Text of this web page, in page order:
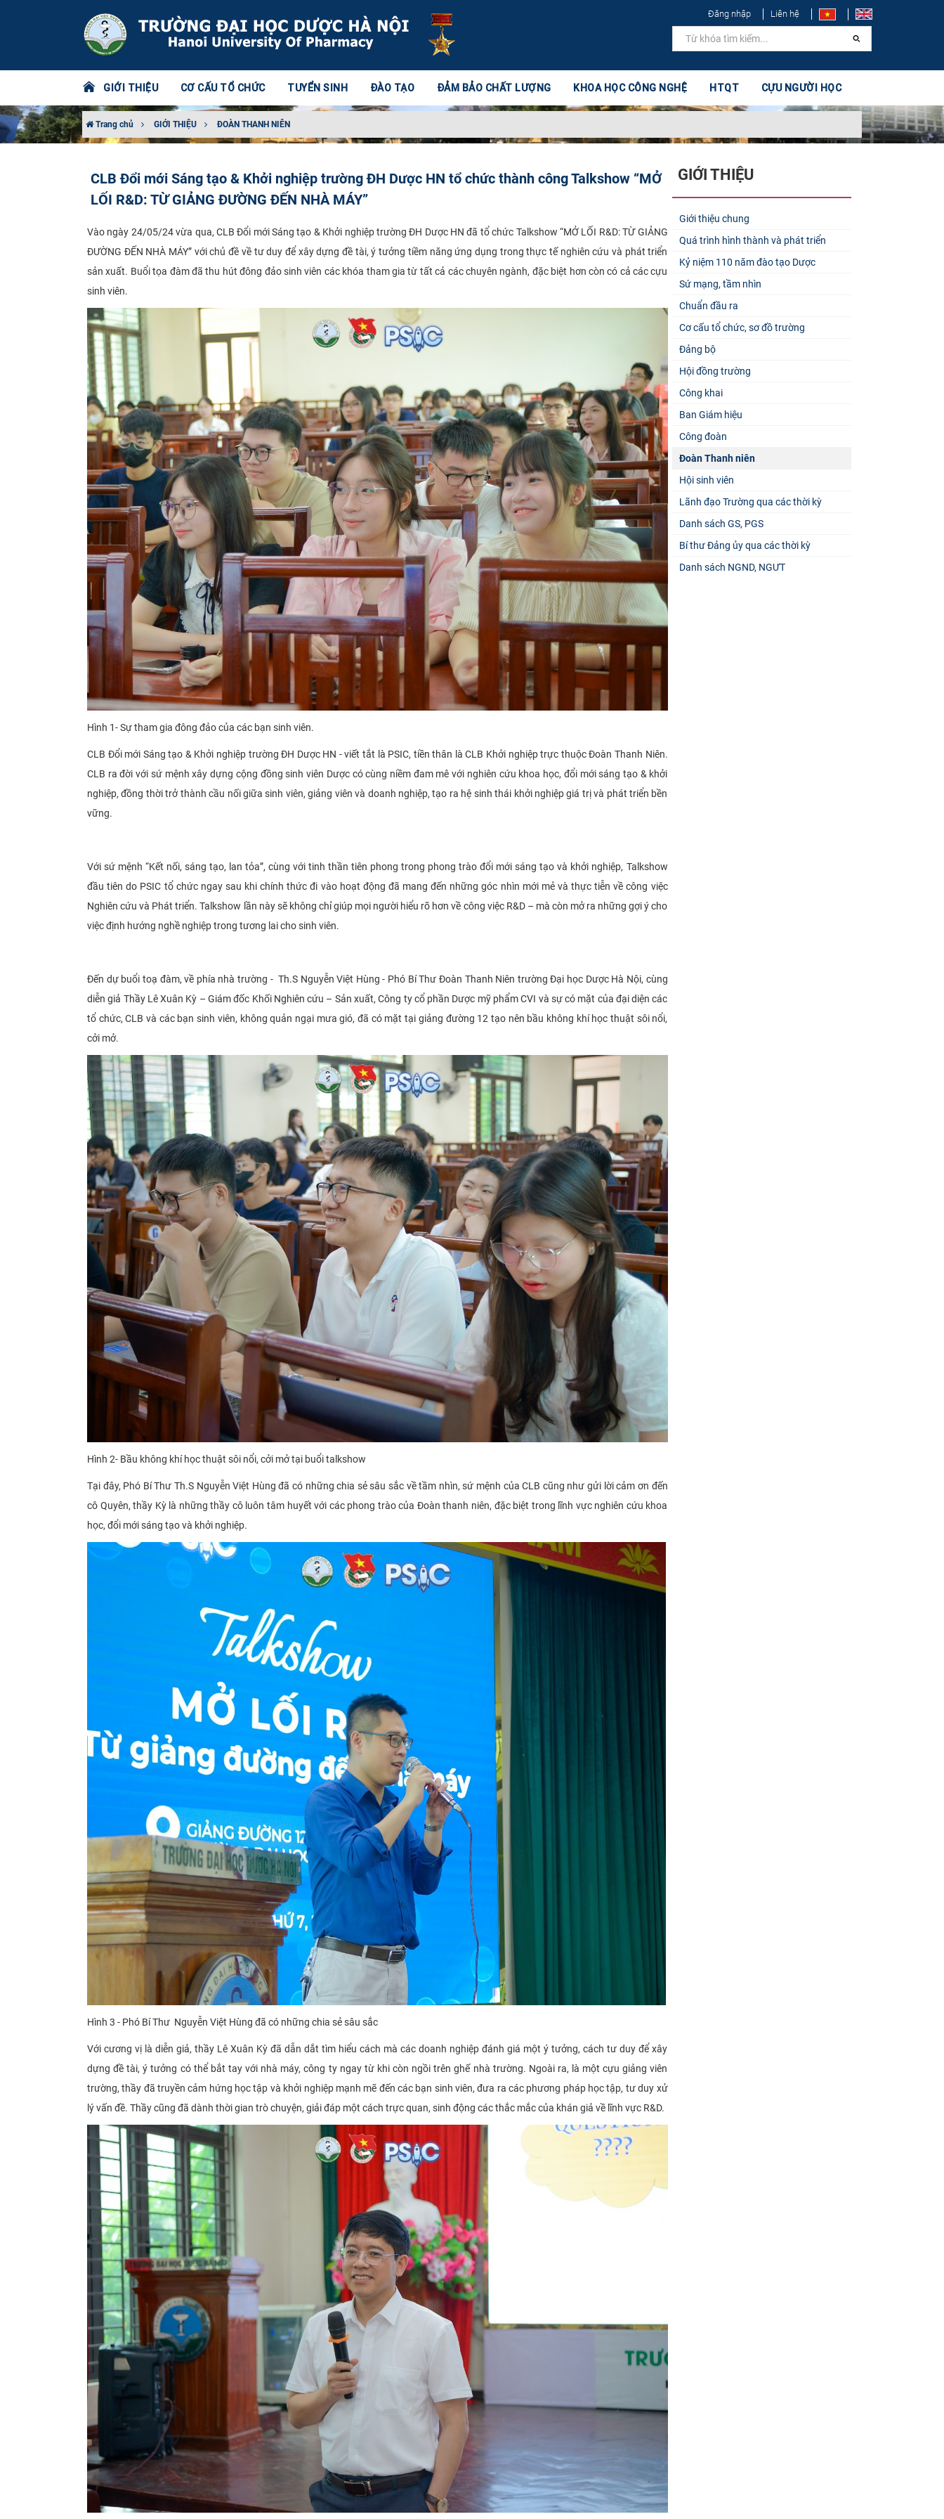
Đăng nhập Liên hệ
GIỚI THIỆU CƠ CẤU TỔ CHỨC TUYỂN SINH ĐÀO TẠO ĐẢM BẢO CHẤT LƯỢNG KHOA HỌC CÔNG NGHỆ HTQT CỰU NGƯỜI HỌC
Trang chủ GIỚI THIỆU ĐOÀN THANH NIÊN
CLB Đổi mới Sáng tạo & Khởi nghiệp trường ĐH Dược HN tổ chức thành công Talkshow “MỞ
LỐI R&D: TỪ GIẢNG ĐƯỜNG ĐẾN NHÀ MÁY”
Vào ngày 24/05/24 vừa qua, CLB Đổi mới Sáng tạo & Khởi nghiệp trường ĐH Dược HN đã tổ chức Talkshow “MỞ LỐI R&D: TỪ GIẢNG
ĐƯỜNG ĐẾN NHÀ MÁY” với chủ đề về tư duy để xây dựng đề tài, ý tưởng tiềm năng ứng dụng trong thực tế nghiên cứu và phát triển
sản xuất. Buổi tọa đàm đã thu hút đông đảo sinh viên các khóa tham gia từ tất cả các chuyên ngành, đặc biệt hơn còn có cả các cựu
sinh viên.
Hình 1- Sự tham gia đông đảo của các bạn sinh viên.
CLB Đổi mới Sáng tạo & Khởi nghiệp trường ĐH Dược HN - viết tắt là PSIC, tiền thân là CLB Khởi nghiệp trực thuộc Đoàn Thanh Niên.
CLB ra đời với sứ mệnh xây dựng cộng đồng sinh viên Dược có cùng niềm đam mê với nghiên cứu khoa học, đổi mới sáng tạo & khởi
nghiệp, đồng thời trở thành cầu nối giữa sinh viên, giảng viên và doanh nghiệp, tạo ra hệ sinh thái khởi nghiệp giá trị và phát triển bền
vững.
Với sứ mệnh “Kết nối, sáng tạo, lan tỏa”, cùng với tinh thần tiên phong trong phong trào đổi mới sáng tạo và khởi nghiệp, Talkshow
đầu tiên do PSIC tổ chức ngay sau khi chính thức đi vào hoạt động đã mang đến những góc nhìn mới mẻ và thực tiễn về công việc
Nghiên cứu và Phát triển. Talkshow lần này sẽ không chỉ giúp mọi người hiểu rõ hơn về công việc R&D – mà còn mở ra những gợi ý cho
việc định hướng nghề nghiệp trong tương lai cho sinh viên.
Đến dự buổi toạ đàm, về phía nhà trường - Th.S Nguyễn Việt Hùng - Phó Bí Thư Đoàn Thanh Niên trường Đại học Dược Hà Nội, cùng
diễn giả Thầy Lê Xuân Kỳ – Giám đốc Khối Nghiên cứu – Sản xuất, Công ty cổ phần Dược mỹ phẩm CVI và sự có mặt của đại diện các
tổ chức, CLB và các bạn sinh viên, không quản ngại mưa gió, đã có mặt tại giảng đường 12 tạo nên bầu không khí học thuật sôi nổi,
cởi mở.
Hình 2- Bầu không khí học thuật sôi nổi, cởi mở tại buổi talkshow
Tại đây, Phó Bí Thư Th.S Nguyễn Việt Hùng đã có những chia sẻ sâu sắc về tầm nhìn, sứ mệnh của CLB cũng như gửi lời cảm ơn đến
cô Quyên, thầy Kỳ là những thầy cô luôn tâm huyết với các phong trào của Đoàn thanh niên, đặc biệt trong lĩnh vực nghiên cứu khoa
học, đổi mới sáng tạo và khởi nghiệp.
Hình 3 - Phó Bí Thư Nguyễn Việt Hùng đã có những chia sẻ sâu sắc
Với cương vị là diễn giả, thầy Lê Xuân Kỳ đã dẫn dắt tìm hiểu cách mà các doanh nghiệp đánh giá một ý tưởng, cách tư duy để xây
dựng đề tài, ý tưởng có thể bắt tay với nhà máy, công ty ngay từ khi còn ngồi trên ghế nhà trường. Ngoài ra, là một cựu giảng viên
trường, thầy đã truyền cảm hứng học tập và khởi nghiệp mạnh mẽ đến các bạn sinh viên, đưa ra các phương pháp học tập, tư duy xử
lý vấn đề. Thầy cũng đã dành thời gian trò chuyện, giải đáp một cách trực quan, sinh động các thắc mắc của khán giả về lĩnh vực R&D.
GIỚI THIỆU
Giới thiệu chung
Quá trình hình thành và phát triển
Kỷ niệm 110 năm đào tạo Dược
Sứ mạng, tầm nhìn
Chuẩn đầu ra
Cơ cấu tổ chức, sơ đồ trường
Đảng bộ
Hội đồng trường
Công khai
Ban Giám hiệu
Công đoàn
Đoàn Thanh niên
Hội sinh viên
Lãnh đạo Trường qua các thời kỳ
Danh sách GS, PGS
Bí thư Đảng ủy qua các thời kỳ
Danh sách NGND, NGƯT